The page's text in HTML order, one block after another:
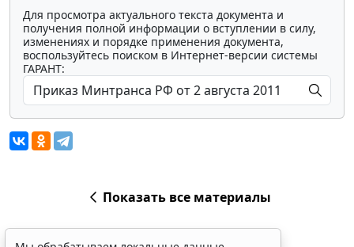
Для просмотра актуального текста документа и
получения полной информации о вступлении в силу,
изменениях и порядке применения документа,
воспользуйтесь поиском в Интернет-версии системы
ГАРАНТ:
Показать все материалы